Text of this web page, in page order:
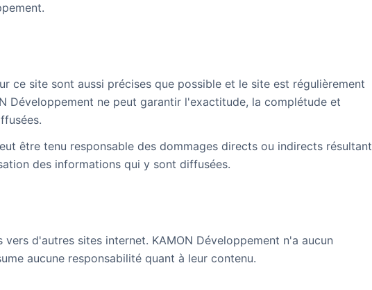
ce site sont aussi précises que possible et le site est régulièrement
Développement ne peut garantir l'exactitude, la complétude et
être tenu responsable des dommages directs ou indirects résultant
des informations qui y sont diffusées.
d'autres sites internet. KAMON Développement n'a aucun
aucune responsabilité quant à leur contenu.